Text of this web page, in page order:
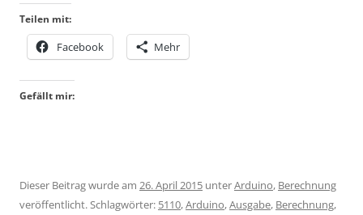
Teilen mit:
Facebook Mehr
Gefällt mir:
Dieser Beitrag wurde am 26. April 2015 unterArduino, Berechnung
veröffentlicht. Schlagwörter: 5110,Arduino,Ausgabe, Berechnung,